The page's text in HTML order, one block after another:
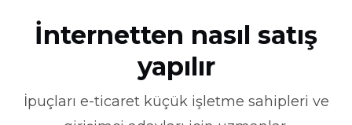
İnternetten nasıl satış
yapılır
İpuçları e-ticaretküçük işletme sahipleri ve